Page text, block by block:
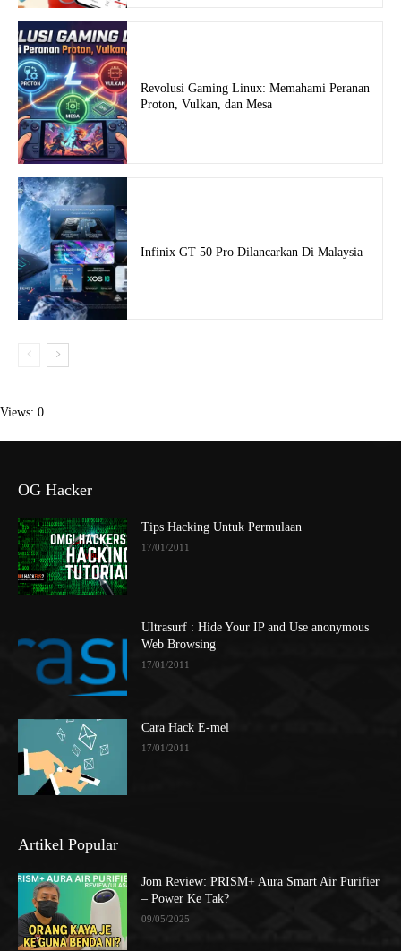
Revolusi Gaming Linux: Memahami Peranan
Proton, Vulkan, dan Mesa
Infinix GT 50 Pro Dilancarkan Di Malaysia
Views: 0
OG Hacker
Tips Hacking Untuk Permulaan
17/01/2011
Ultrasurf : Hide Your IP and Use anonymous
Web Browsing
17/01/2011
Cara Hack E-mel
17/01/2011
Artikel Popular
Jom Review: PRISM+ Aura Smart Air Purifier
– Power Ke Tak?
09/05/2025